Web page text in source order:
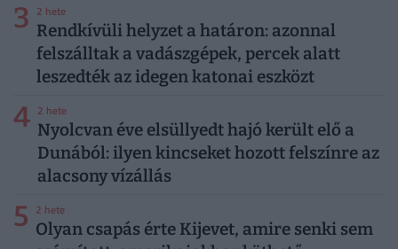
3 2 hete
Rendkívüli helyzet a határon: azonnal
felszálltak a vadászgépek, percek alatt
leszedték az idegen katonai eszközt
4 2 hete
Nyolcvan éve elsüllyedt hajó került elő a
Dunából: ilyen kincseket hozott felszínre az
alacsony vízállás
5 2 hete
Olyan csapás érte Kijevet, amire senki sem